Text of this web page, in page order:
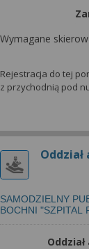
Wymagane
Rejestracja do tej
z przychodnią pod
SAMODZIELNY
BOCHNI "SZPITAL